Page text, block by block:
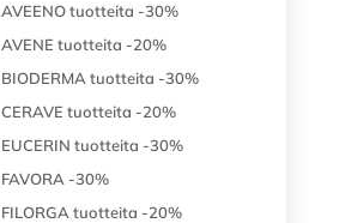
AVEENO tuotteita -30%
AVENE tuotteita -20%
BIODERMA tuotteita -30%
CERAVE tuotteita -20%
EUCERIN tuotteita -30%
FAVORA -30%
FILORGA tuotteita -20%